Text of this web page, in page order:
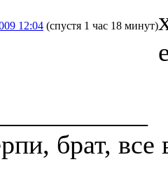
12:04 (спустя 1 час 18 минут)
бpат, все